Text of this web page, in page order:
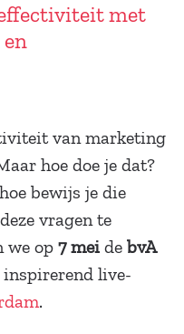
met
van marketing
hoe doe je dat?
bewijs je die
vragen te
we op 7 mei de bvA
inspirerend live-
.